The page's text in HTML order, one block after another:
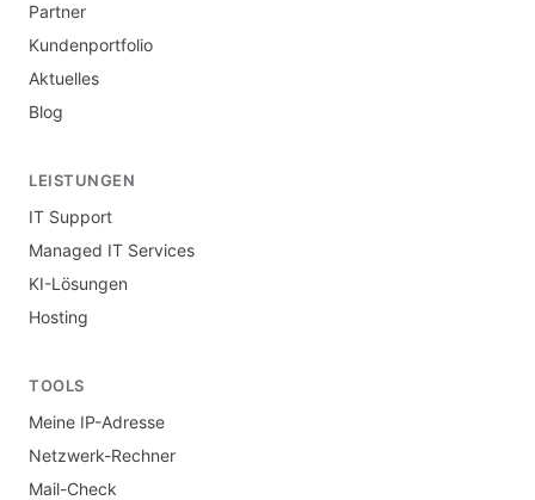
Partner
Kundenportfolio
Aktuelles
Blog
LEISTUNGEN
IT Support
Managed IT Services
KI-Lösungen
Hosting
TOOLS
Meine IP-Adresse
Netzwerk-Rechner
Mail-Check